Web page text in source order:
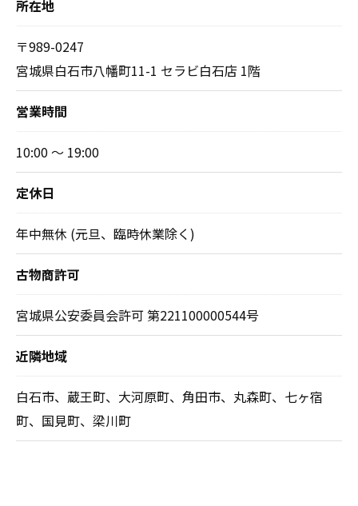
所在地
〒989-0247
宮城県白石市八幡町11-1 セラビ白石店 1階
営業時間
10:00 ～ 19:00
定休日
年中無休 (元旦、臨時休業除く)
古物商許可
宮城県公安委員会許可 第221100000544号
近隣地域
白石市、蔵王町、大河原町、角田市、丸森町、七ヶ宿
町、国見町、梁川町